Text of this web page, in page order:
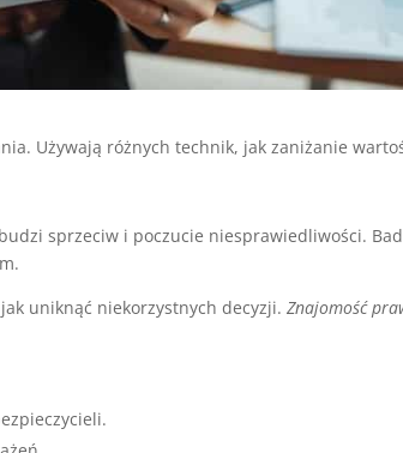
Używają różnych technik, jak zaniżanie
sprzeciw i poczucie niesprawiedliwości.
uniknąć niekorzystnych decyzji.Znajomość